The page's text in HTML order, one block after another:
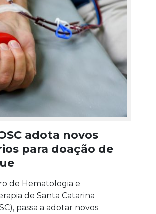
adota novos
para doação de
de Hematologia e
de Santa Catarina
passa a adotar novos